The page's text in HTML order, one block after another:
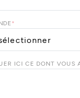
*
ICI CE DONT VOUS